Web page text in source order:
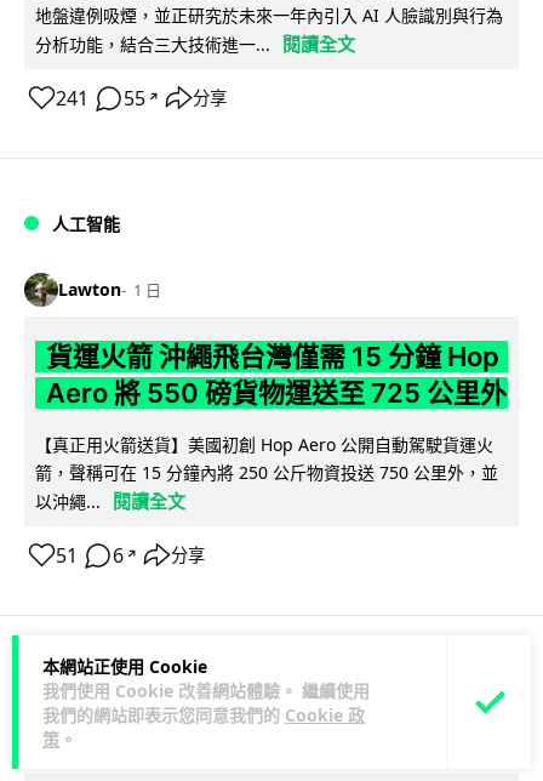
本網站正使用 Cookie
我們使用 Cookie 改善網站體驗。 繼續使用
我們的網站即表示您同意我們的 Cookie 政
策 。
地盤違例吸煙，並正研究於未來一年內引入 AI 人臉識別與行為
分析功能，結合三大技術進一...
閱讀全文
241 55 ↗ 分享
人工智能
Lawton 1 日
貨運火箭 沖繩飛台灣僅需 15 分鐘 Hop
Aero 將 550 磅貨物運送至 725 公里外
【真正用火箭送貨】美國初創 Hop Aero 公開自動駕駛貨運火
箭，聲稱可在 15 分鐘內將 250 公斤物資投送 750 公里外，並
以沖繩...
閱讀全文
51 6 ↗ 分享
科技娛樂 遊戲情報
Lawton